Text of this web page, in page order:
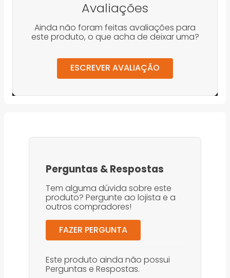
Avaliações
Ainda não foram feitas avaliações para
este produto, o que acha de deixar uma?
ESCREVER AVALIAÇÃO
Perguntas &Respostas
Tem alguma dúvida sobre este
produto? Pergunte ao lojista e a
outros compradores!
FAZER PERGUNTA
Este produto ainda não possui
Perguntas e Respostas.